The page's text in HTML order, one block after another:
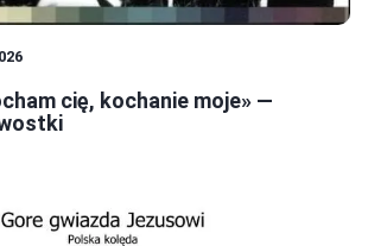
cię, kochanie moje» —